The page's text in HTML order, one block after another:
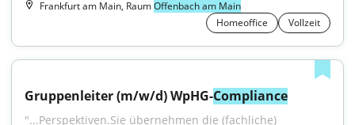
Frankfurt am Main, RaumOffenbach am Main
Homeoffice
Vollzeit
Gruppenleiter (m/w/d) WpHG-Compliance
"...Perspektiven.Sie übernehmen die (fachliche)